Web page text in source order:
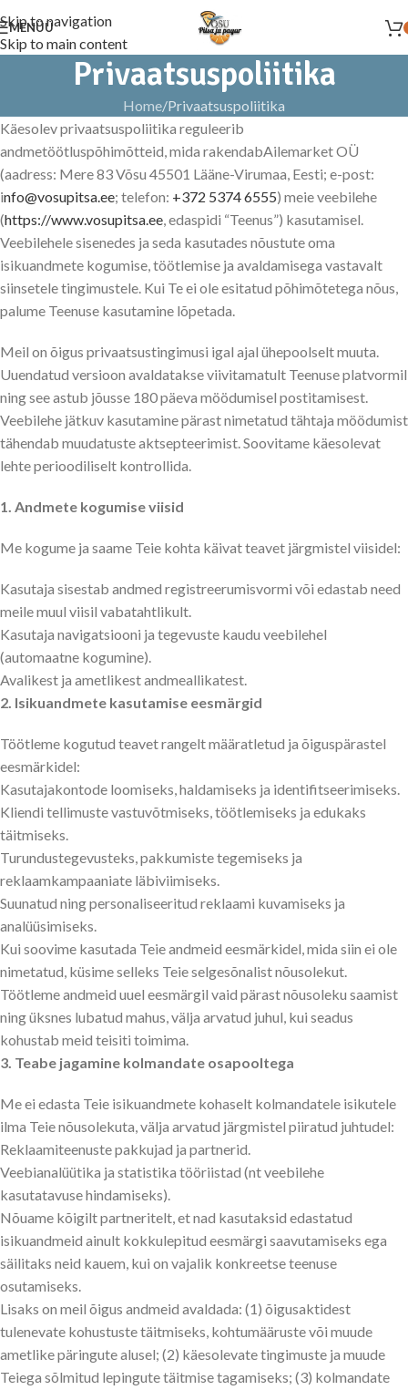
Skip to navigation
Skip to main content
MENÜÜ
Privaatsuspoliitika
Home Privaatsuspoliitika
Käesolev privaatsuspoliitika reguleerib
andmetöötluspõhimõtteid, mida rakendabAilemarketOÜ
(aadress: Mere 83 Võsu 45501 Lääne-Virumaa, Eesti; e-post:
info@vosupitsa.ee; telefon: +372 53746555) meie veebilehe
(https://www.vosupitsa.ee, edaspidi “Teenus”) kasutamisel.
Veebilehele sisenedes ja seda kasutades nõustute oma
isikuandmete kogumise, töötlemise ja avaldamisega vastavalt
siinsetele tingimustele. Kui Te ei ole esitatud põhimõtetega nõus,
palume Teenuse kasutamine lõpetada.
Meil on õigus privaatsustingimusi igal ajal ühepoolselt muuta.
Uuendatud versioon avaldatakse viivitamatult Teenuse platvormil
ning see astub jõusse 180 päeva möödumisel postitamisest.
Veebilehe jätkuv kasutamine pärast nimetatud tähtaja möödumist
tähendab muudatuste aktsepteerimist. Soovitame käesolevat
lehte perioodiliselt kontrollida.
1. Andmete kogumise viisid
Me kogume ja saame Teie kohta käivat teavet järgmistel viisidel:
Kasutaja sisestab andmed registreerumisvormi või edastab need
meile muul viisil vabatahtlikult.
Kasutaja navigatsiooni ja tegevuste kaudu veebilehel
(automaatne kogumine).
Avalikest ja ametlikest andmeallikatest.
2. Isikuandmete kasutamise eesmärgid
Töötleme kogutud teavet rangelt määratletud ja õiguspärastel
eesmärkidel:
Kasutajakontode loomiseks, haldamiseks ja identifitseerimiseks.
Kliendi tellimuste vastuvõtmiseks, töötlemiseks ja edukaks
täitmiseks.
Turundustegevusteks, pakkumiste tegemiseks ja
reklaamkampaaniate läbiviimiseks.
Suunatud ning personaliseeritud reklaami kuvamiseks ja
analüüsimiseks.
Kui soovime kasutada Teie andmeid eesmärkidel, mida siin ei ole
nimetatud, küsime selleks Teie selgesõnalist nõusolekut.
Töötleme andmeid uuel eesmärgil vaid pärast nõusoleku saamist
ning üksnes lubatud mahus, välja arvatud juhul, kui seadus
kohustab meid teisiti toimima.
3. Teabe jagamine kolmandate osapooltega
Me ei edasta Teie isikuandmete kohaselt kolmandatele isikutele
ilma Teie nõusolekuta, välja arvatud järgmistel piiratud juhtudel:
Reklaamiteenuste pakkujad ja partnerid.
Veebianalüütika ja statistika tööriistad (nt veebilehe
kasutatavuse hindamiseks).
Nõuame kõigilt partneritelt, et nad kasutaksid edastatud
isikuandmeid ainult kokkulepitud eesmärgi saavutamiseks ega
säilitaks neid kauem, kui on vajalik konkreetse teenuse
osutamiseks.
Lisaks on meil õigus andmeid avaldada: (1) õigusaktidest
tulenevate kohustuste täitmiseks, kohtumääruste või muude
ametlike päringute alusel; (2) käesolevate tingimuste ja muude
Teiega sõlmitud lepingute täitmise tagamiseks; (3) kolmandate